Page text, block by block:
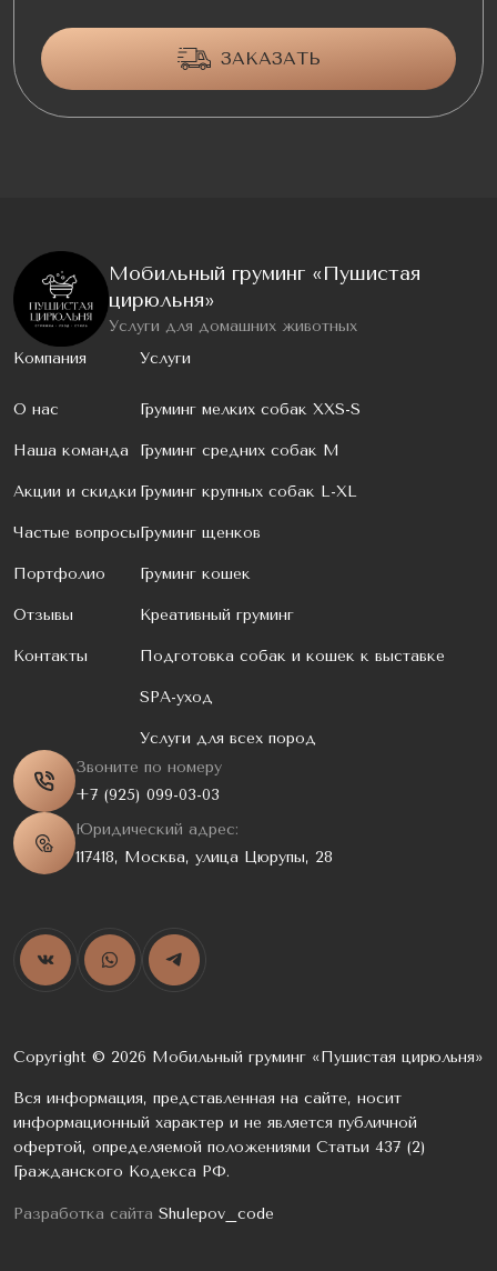
ЗАКАЗАТЬ
Мобильный груминг «Пушистая
цирюльня»
Услуги для домашних животных
Компания
О нас
Наша команда
Акции и скидки
Частые вопросы
Портфолио
Отзывы
Контакты
Услуги
Груминг мелких собак XXS-S
Груминг средних собак M
Груминг крупных собак L-XL
Груминг щенков
Груминг кошек
Креативный груминг
Подготовка собак и кошек к выставке
SPA-уход
Услуги для всех пород
Звоните по номеру
+7 (925) 099-03-03
Юридический адрес:
117418, Москва, улица Цюрупы, 28
Copyright © 2026 Мобильный груминг «Пушистая цирюльня»
Вся информация, представленная на сайте, носит
информационный характер и не является публичной
офертой, определяемой положениями Статьи 437 (2)
Гражданского Кодекса РФ.
Разработка сайта Shulepov_code